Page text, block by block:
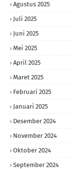
Agustus 2025
Juli 2025
Juni 2025
Mei 2025
April 2025
Maret 2025
Februari 2025
Januari 2025
Desember 2024
November 2024
Oktober 2024
September 2024